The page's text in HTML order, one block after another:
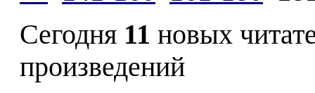
Сегодня 11 новых
произведений